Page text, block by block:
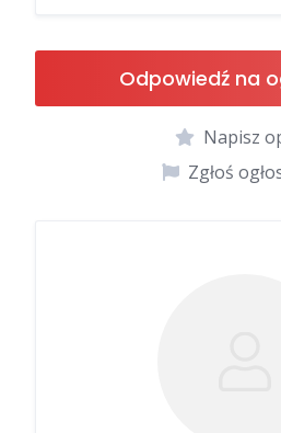
Odpowiedź na
Napisz
Zgłoś